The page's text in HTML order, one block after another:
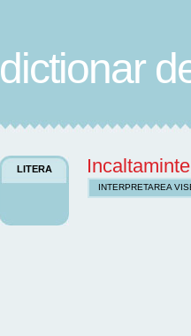
dictionar
LITERA
INTERPRETAREA